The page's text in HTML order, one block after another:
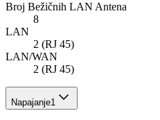
Broj Bežičnih LAN Antena
8
LAN
2 (RJ 45)
LAN/WAN
2 (RJ 45)
Napajanje1